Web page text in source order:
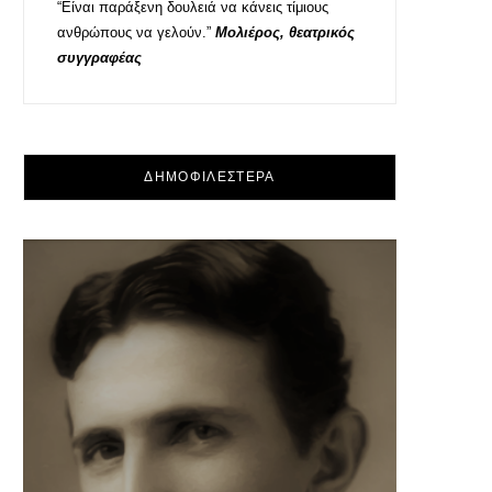
“Είναι παράξενη δουλειά να κάνεις τίμιους
ανθρώπους να γελούν.” Μολιέρος, θεατρικός
συγγραφέας
ΔΗΜΟΦΙΛΕΣΤΕΡΑ